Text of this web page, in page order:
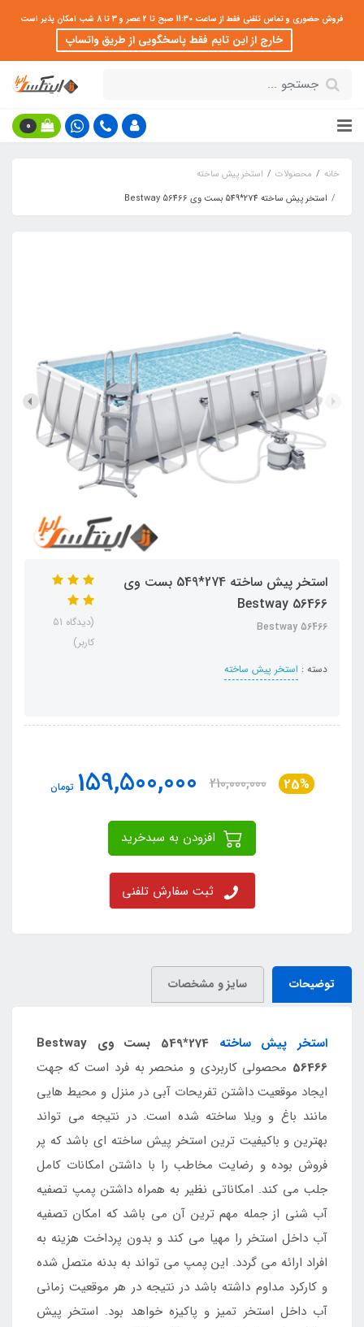
فروش حضوری و تماس تلفنی فقط از ساعت 11:30 صبح تا 2 عصر و 3 تا 8 شب امکان پذیر است
خارج از این تایم فقط پاسخگویی از طریق واتساپ
0
خانه محصولات
استخر پیش ساخته
استخر پیش ساخته 274*549 بست وی Bestway 56466
استخر پیش ساخته 274*549 بست وی
Bestway 56466
Bestway 56466
دسته : استخر پیش ساخته
(دیدگاه 51
کاربر)
25%
210,000,000
159,500,000 تومان
ثبت سفارش تلفنی
توضیحات سایز و مشخصات
استخر پیش ساخته
274*549 بست وی Bestway
56466 محصولی کاربردی و منحصر به فرد است که جهت
ایجاد موقعیت داشتن تفریحات آبی در منزل و محیط هایی
مانند باغ و ویلا ساخته شده است. در نتیجه می تواند
بهترین و باکیفیت ترین استخر پیش ساخته ای باشد که پر
فروش بوده و رضایت مخاطب را با داشتن امکانات کامل
جلب می کند. امکاناتی نظیر به همراه داشتن پمپ تصفیه
آب شنی از جمله مهم ترین آن می باشد که امکان تصفیه
آب داخل استخر را مهیا می کند و بدون پرداخت هزینه به
افراد ارائه می گردد. این پمپ می تواند به بدنه متصل شده
و کارکرد مداوم داشته باشد در نتیجه در هر موقعیت زمانی
آب داخل استخر تمیز و پاکیزه خواهد بود. استخر پیش